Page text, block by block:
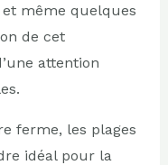
même quelques
de cet
attention
ferme, les plages
idéal pour la